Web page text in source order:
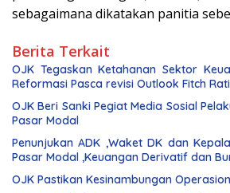
sebagaimana dikatakan panitia
Berita Terkait
OJK Tegaskan Ketahanan Sektor
Reformasi Pasca revisi Outlook Fitch
OJK Beri Sanki Pegiat Media Sosial
Pasar Modal
Penunjukan ADK ,Waket DK dan Kepala
Pasar Modal ,Keuangan Derivatif dan
OJK Pastikan Kesinambungan